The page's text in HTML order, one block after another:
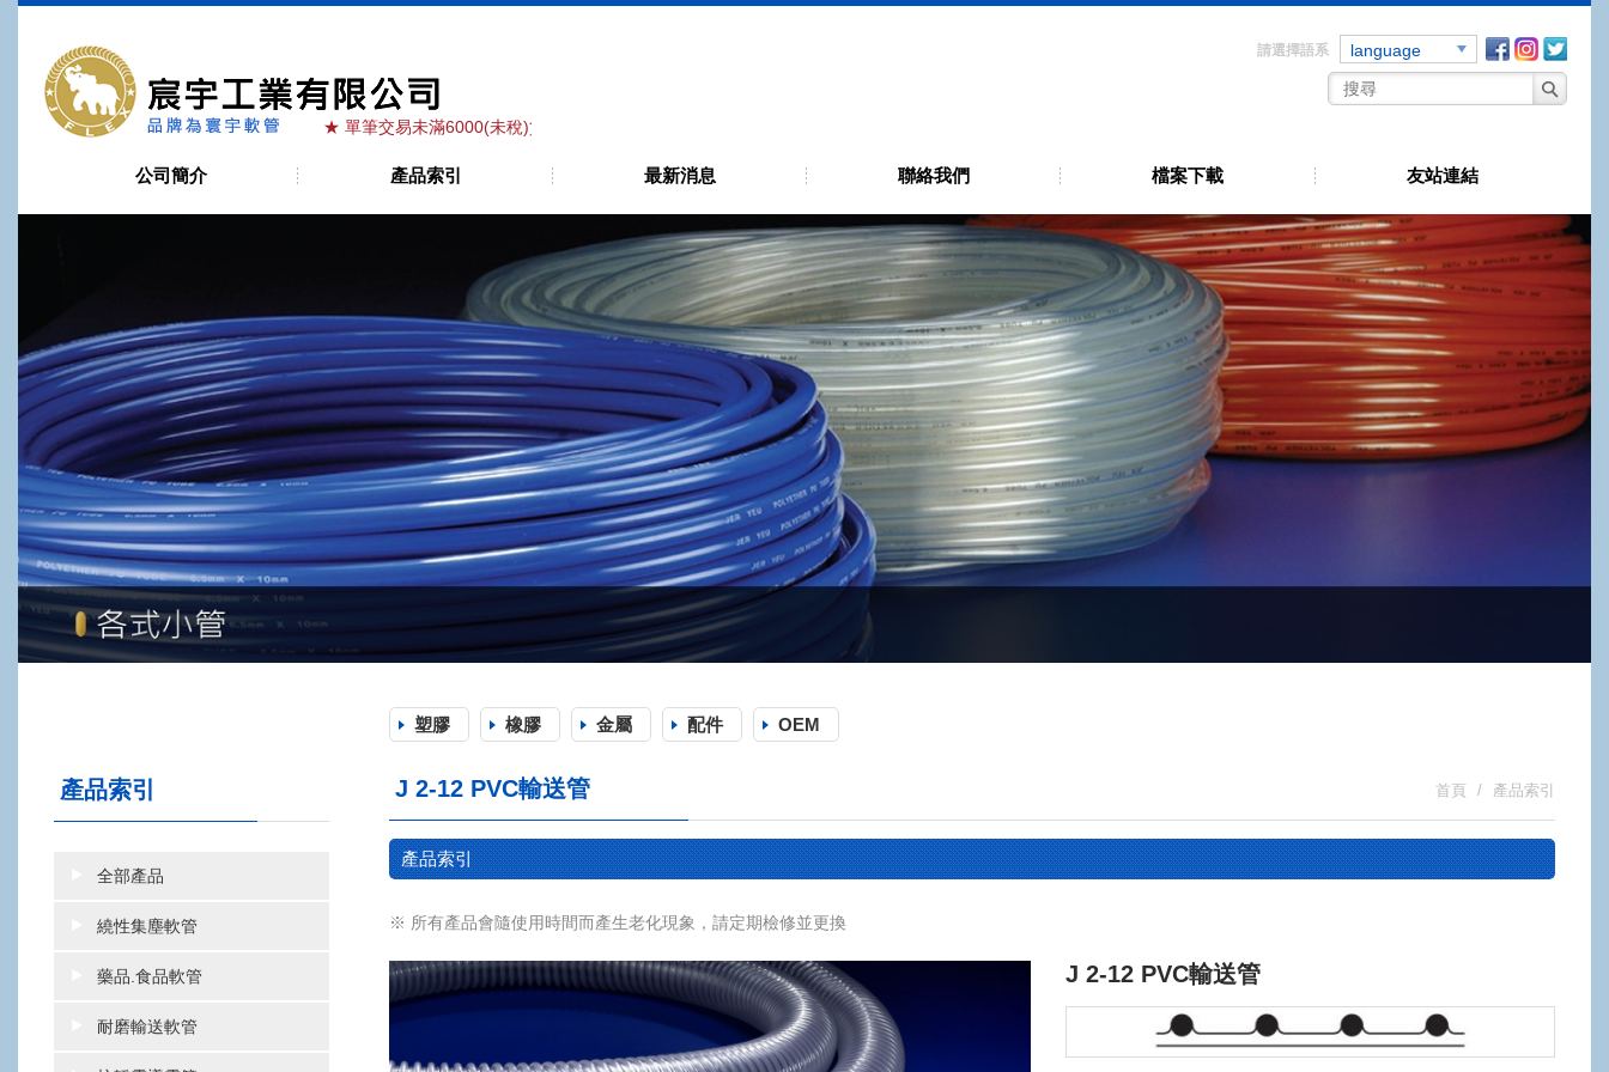
★ 單筆交易未滿6000(未稅)貨滿棧, 運費由買方負擔 (J20-6、2-4、伸縮管、進水管貨特殊管材尺寸不代運) ★ 宸宇工業有限公司 (原哲羽工業) 我們已深耕台灣40年 ★ 宸宇已通過
公司簡介 產品索引 最新消息 聯絡我們 檔案下載 友站連結
language Facebook
產品索引
全部產品
繞性集塵軟管
藥品.食品軟管
耐磨輸送軟管
塑膠 橡膠 金屬 配件 OEM
J 2-12 PVC輸送管 首頁 產品索引
產品索引
※ 所有產品會隨使用時間而產生老化現象，請定期檢修並更換
J 2-12 PVC輸送管